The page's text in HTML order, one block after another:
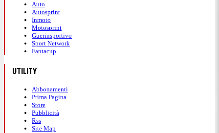
Auto
Autosprint
Inmoto
Motosprint
Guerinsportivo
Sport Network
Fantacup
UTILITY
Abbonamenti
Prima Pagina
Store
Pubblicità
Rss
Site Map